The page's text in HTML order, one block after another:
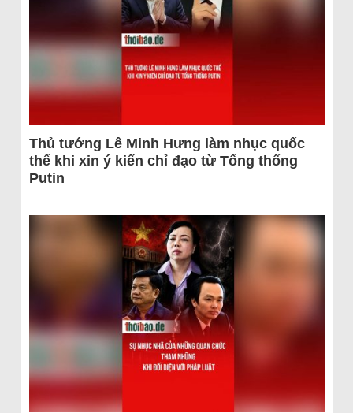
Thủ tướng Lê Minh Hưng làm nhục quốc
thể khi xin ý kiến chỉ đạo từ Tổng thống
Putin